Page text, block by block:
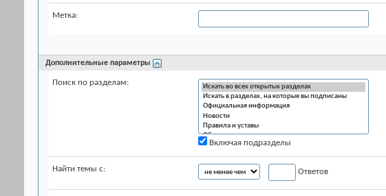
Метка:
Дополнительные параметры
Поиск по разделам:
Включая подразделы
Найти темы с: Ответов